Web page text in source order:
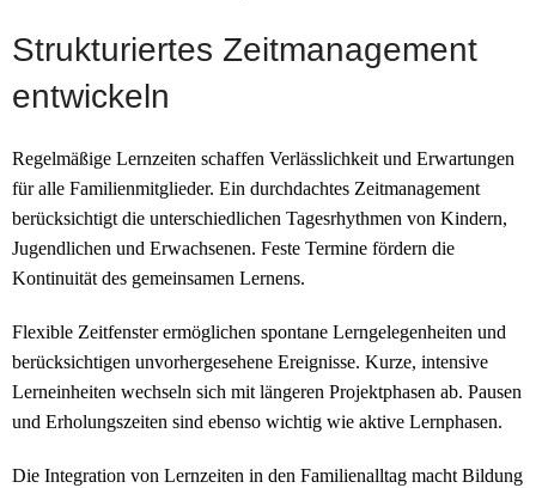
Strukturiertes Zeitmanagement
entwickeln
Regelmäßige Lernzeiten schaffen Verlässlichkeit und Erwartungen
für alle Familienmitglieder. Ein durchdachtes Zeitmanagement
berücksichtigt die unterschiedlichen Tagesrhythmen von Kindern,
Jugendlichen und Erwachsenen. Feste Termine fördern die
Kontinuität des gemeinsamen Lernens.
Flexible Zeitfenster ermöglichen spontane Lerngelegenheiten und
berücksichtigen unvorhergesehene Ereignisse. Kurze, intensive
Lerneinheiten wechseln sich mit längeren Projektphasen ab. Pausen
und Erholungszeiten sind ebenso wichtig wie aktive Lernphasen.
Die Integration von Lernzeiten in den Familienalltag macht Bildung